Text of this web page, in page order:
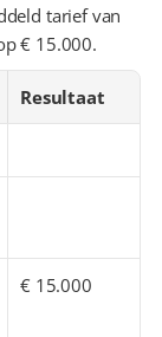
tarief van
€ 15.000.
Resultaat
€ 15.000